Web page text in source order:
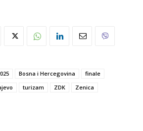
Bosna i Hercegovina
finale
turizam ZDK Zenica